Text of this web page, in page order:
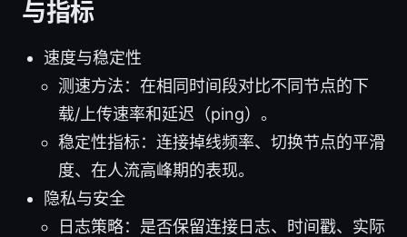
与指标
速度与稳定性
测速方法：在相同时间段对比不同节点的下
载/上传速率和延迟（ping）。
稳定性指标：连接掉线频率、切换节点的平滑
度、在人流高峰期的表现。
隐私与安全
日志策略：是否保留连接日志、时间戳、实际